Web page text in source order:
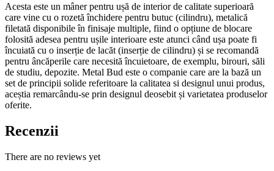
Acesta este un mâner pentru ușă de interior de calitate superioară
care vine cu o rozetă închidere pentru butuc (cilindru), metalică
filetată disponibile în finisaje multiple, fiind o opțiune de blocare
folosită adesea pentru ușile interioare este atunci când ușa poate fi
încuiată cu o inserție de lacăt (inserție de cilindru) și se recomandă
pentru âncăperile care necesită încuietoare, de exemplu, birouri, săli
de studiu, depozite. Metal Bud este o companie care are la bază un
set de principii solide referitoare la calitatea si designul unui produs,
aceștia remarcându-se prin designul deosebit și varietatea produselor
oferite.
Recenzii
There are no reviews yet